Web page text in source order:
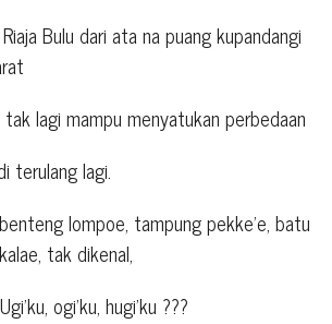
Bulu dari ata na puang kupandangi
lagi mampu menyatukan perbedaan
terulang lagi.
lompoe, tampung pekke’e, batu
tak dikenal,
ogi’ku, hugi’ku ???